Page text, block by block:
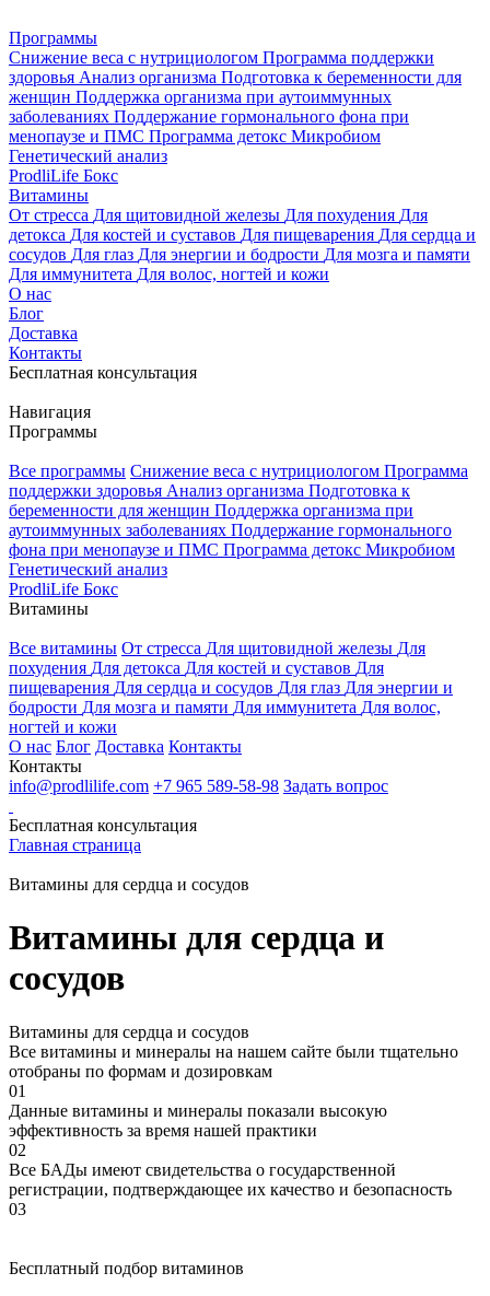
Программы
Снижение веса с нутрициологом Программа поддержки
здоровья Анализ организма Подготовка к беременности для
женщин Поддержка организма при аутоиммунных
заболеваниях Поддержание гормонального фона при
менопаузе и ПМС Программа детокс Микробиом
Генетический анализ
ProdliLife Бокс
Витамины
От стресса Для щитовидной железы Для похудения Для
детокса Для костей и суставов Для пищеварения Для сердца и
сосудов Для глаз Для энергии и бодрости Для мозга и памяти
Для иммунитета Для волос, ногтей и кожи
О нас
Блог
Доставка
Контакты
Бесплатная консультация
Навигация
Программы
Все программы Снижение веса с нутрициологом Программа
поддержки здоровья Анализ организма Подготовка к
беременности для женщин Поддержка организма при
аутоиммунных заболеваниях Поддержание гормонального
фона при менопаузе и ПМС Программа детокс Микробиом
Генетический анализ
ProdliLife Бокс
Витамины
Все витамины От стресса Для щитовидной железы Для
похудения Для детокса Для костей и суставов Для
пищеварения Для сердца и сосудов Для глаз Для энергии и
бодрости Для мозга и памяти Для иммунитета Для волос,
ногтей и кожи
О нас Блог Доставка Контакты
Контакты
info@prodlilife.com +7 965 589-58-98 Задать вопрос
Бесплатная консультация
Главная страница
Витамины для сердца и сосудов
Витамины для сердца и
сосудов
Витамины для сердца и сосудов
Все витамины и минералы на нашем сайте были тщательно
отобраны по формам и дозировкам
01
Данные витамины и минералы показали высокую
эффективность за время нашей практики
02
Все БАДы имеют свидетельства о государственной
регистрации, подтверждающее их качество и безопасность
03
Бесплатный подбор витаминов